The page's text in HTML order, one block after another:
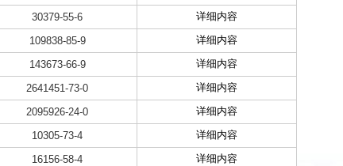
30379-55-6
详细内容
109838-85-9
详细内容
143673-66-9
详细内容
2641451-73-0
详细内容
2095926-24-0
详细内容
10305-73-4
详细内容
16156-58-4
详细内容